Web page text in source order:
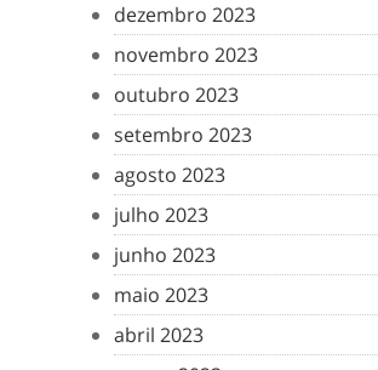
dezembro 2023
novembro 2023
outubro 2023
setembro 2023
agosto 2023
julho 2023
junho 2023
maio 2023
abril 2023